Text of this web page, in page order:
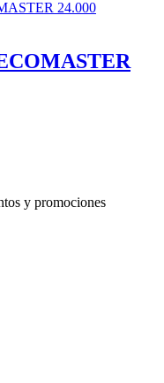
y promociones